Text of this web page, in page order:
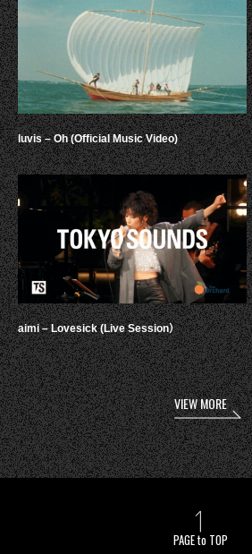
luvis – Oh (Official Music Video)
aimi – Lovesick (Live Session）
VIEW MORE
PAGE to TOP